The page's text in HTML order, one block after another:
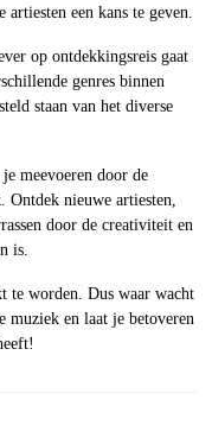
artiesten een kans te geven.
op ontdekkingsreis gaat
genres binnen
staan van het diverse
meevoeren door de
Ontdek nieuwe artiesten,
door de creativiteit en
is.
te worden. Dus waar wacht
muziek en laat je betoveren